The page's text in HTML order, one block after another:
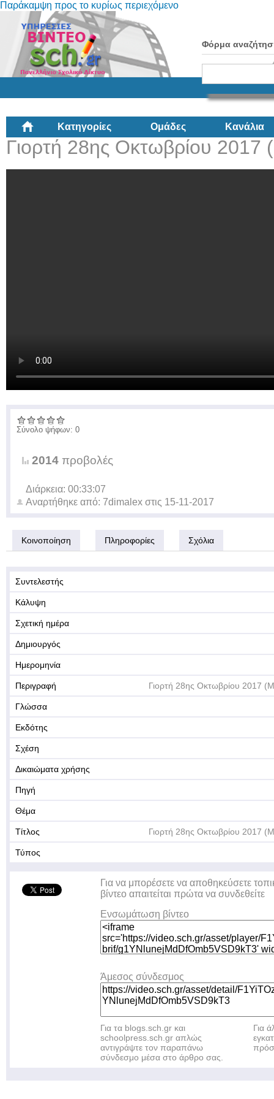
Παράκαμψη προς το κυρίως περιεχόμενο
Φόρμα
Κατηγορίες Ομάδες Κανάλια
Γιορτή 28ης Οκτωβρίου 2017
Σύνολο ψήφων: 0
2014 προβολές
Διάρκεια: 00:33:07
Αναρτήθηκε από: 7dimalex στις 15-11-2017
Κοινοποίηση Πληροφορίες Σχόλια
Συντελεστής
Κάλυψη
Σχετική ημέρα
Δημιουργός
Ημερομηνία
Περιγραφή Γιορτή 28ης Οκτωβρίου 2017
Γλώσσα
Εκδότης
Σχέση
Δικαιώματα χρήσης
Πηγή
Θέμα
Τίτλος Γιορτή 28ης Οκτωβρίου 2017
Τύπος
Για να μπορέσετε να αποθηκεύσετε
βίντεο απαιτείται πρώτα να συνδεθείτε
Ενσωμάτωση βίντεο
Άμεσος σύνδεσμος
Για τα blogs.sch.gr και
schoolpress.sch.gr απλώς
αντιγράψτε τον παραπάνω
σύνδεσμο μέσα στο άρθρο σας.
Για